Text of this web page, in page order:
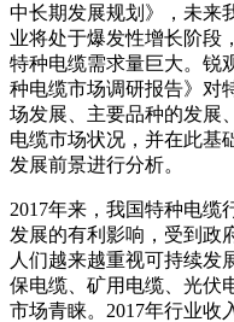
中长期发展规划》，未来
业将处于爆发性增长阶段
特种电缆需求量巨大。锐
种电缆市场调研报告》对
场发展、主要品种的发展
电缆市场状况，并在此基
发展前景进行分析。
2017年来，我国特种电缆
发展的有利影响，受到政
人们越来越重视可持续发
保电缆、矿用电缆、光伏
市场青睐。2017年行业收